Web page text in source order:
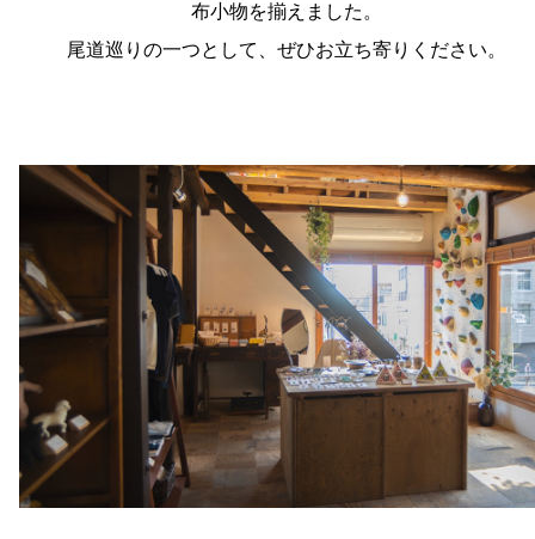
布小物を揃えました。
尾道巡りの一つとして、ぜひお立ち寄りください。